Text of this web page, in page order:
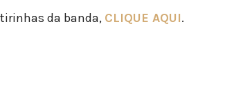
da banda, CLIQUE AQUI.